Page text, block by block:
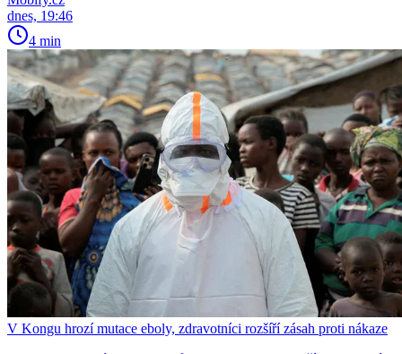
dnes, 19:46
4 min
V Kongu hrozí mutace eboly, zdravotníci rozšíří zásah proti nákaze